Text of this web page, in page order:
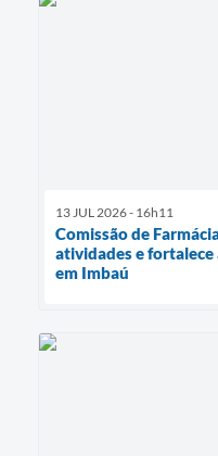
13 JUL 2026 - 16h11
Comissão de
atividades e fortalece
em Imbaú